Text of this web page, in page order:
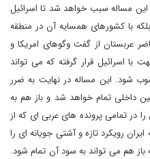
مساله سبب خواهد شد تا اسرائیل
با کشورهای همسایه آن در منطقه
عربستان از گفت وگوهای امریکا و
اسرائیل قرار گرفته که می تواند
شود. این مساله در نهایت به ضرر
داخلی تمام خواهد شد و باز هم به
در تمامی پرونده های عربی ای که از
رویکرد تازه و آشتی جویانه ای را
هم می تواند به سود آن تمام شود.